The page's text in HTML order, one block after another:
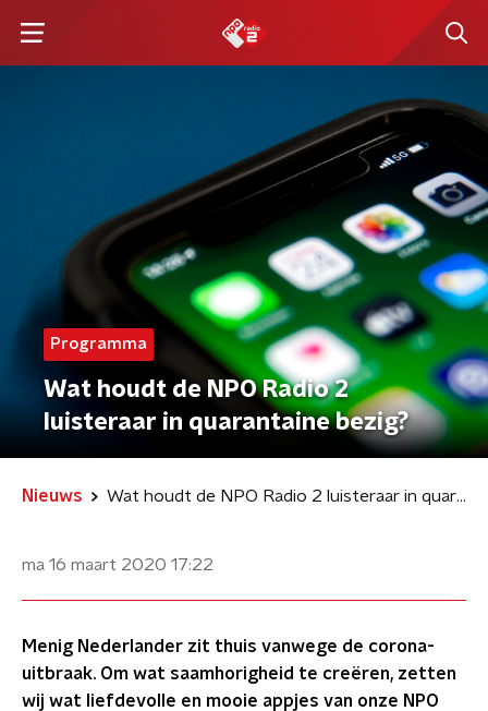
Programma
Wat houdt de NPO Radio 2
luisteraar in quarantaine bezig?
Nieuws Wat houdt de NPO Radio 2 luisteraar in quarantaine bezig?
ma 16 maart 2020 17:22
Menig Nederlander zit thuis vanwege de corona-
uitbraak. Om wat saamhorigheid te creëren, zetten
wij wat liefdevolle en mooie appjes van onze NPO